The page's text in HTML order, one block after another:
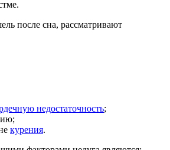
после сна, рассматривают
недостаточность;
курения.